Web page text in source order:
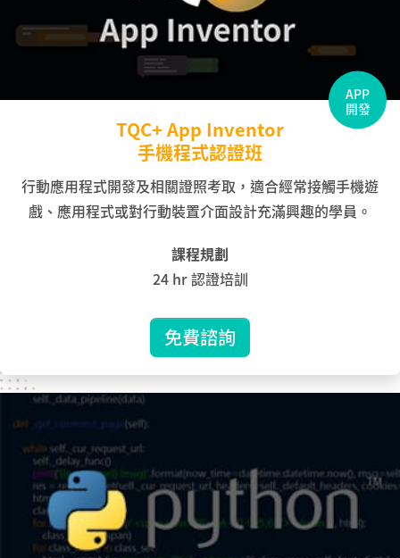
APP
開發
TQC+ App Inventor
手機程式認證班
行動應用程式開發及相關證照考取，適合經常接觸手機遊
戲、應用程式或對行動裝置介面設計充滿興趣的學員。
課程規劃
24 hr 認證培訓
免費諮詢